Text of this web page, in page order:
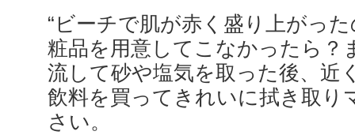
“ビーチで肌が赤く盛り上がっ
粧品を用意してこなかったら？
流して砂や塩気を取った後、近
飲料を買ってきれいに拭き取り
さい。